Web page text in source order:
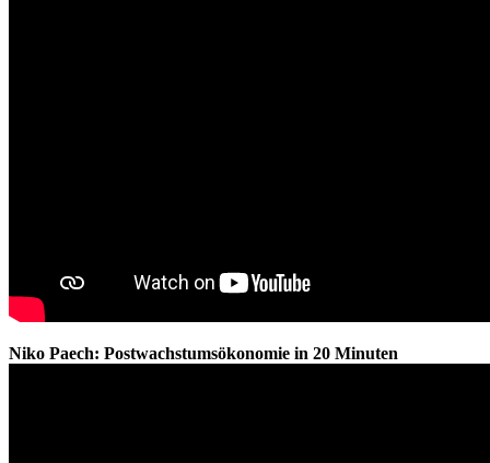
Niko Paech: Postwachstumsökonomie in 20 Minuten